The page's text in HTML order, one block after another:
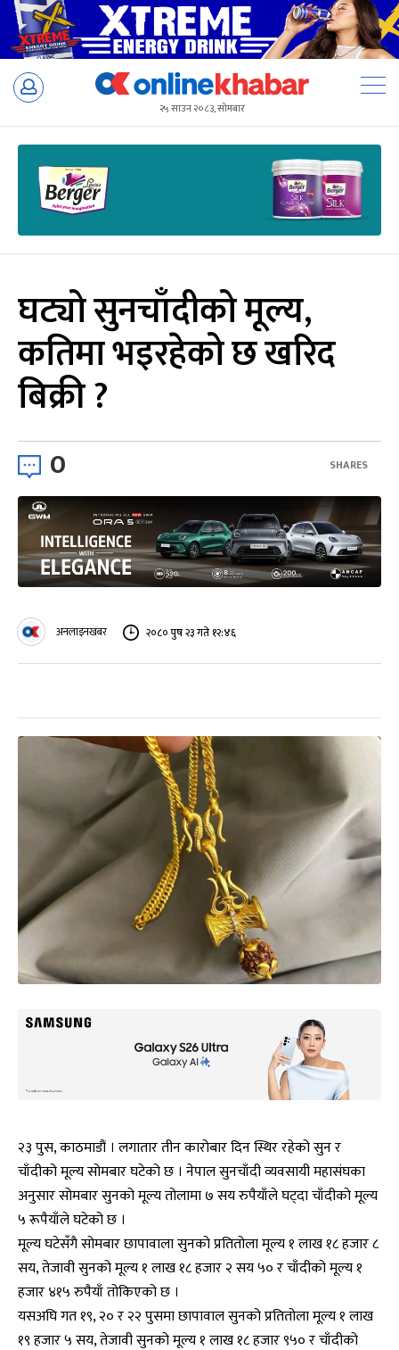
Skip
२५ साउन २०८३, सोमबार
घट्यो सुनचाँदीको मूल्य,
कतिमा भइरहेको छ खरिद
बिक्री ?
0 SHARES
अनलाइनखबर २०८० पुष २३ गते १२:४६
२३ पुस, काठमाडौं । लगातार तीन कारोबार दिन स्थिर रहेको सुन र
चाँदीको मूल्य सोमबार घटेको छ । नेपाल सुनचाँदी व्यवसायी महासंघका
अनुसार सोमबार सुनको मूल्य तोलामा ७ सय रुपैयाँले घट्दा चाँदीको मूल्य
५ रूपैयाँले घटेको छ ।
मूल्य घटेसँगै सोमबार छापावाला सुनको प्रतितोला मूल्य १ लाख १८ हजार ८
सय, तेजावी सुनको मूल्य १ लाख १८ हजार २ सय ५० र चाँदीको मूल्य १
हजार ४१५ रुपैयाँ तोकिएको छ ।
यसअघि गत १९, २० र २२ पुसमा छापावाल सुनको प्रतितोला मूल्य १ लाख
१९ हजार ५ सय, तेजावी सुनको मूल्य १ लाख १८ हजार ९५० र चाँदीको